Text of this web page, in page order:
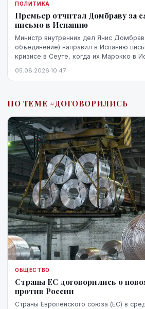
ПОЛИТИКА
Премьер отчитал Домбраву за
письмо в Испанию
Министр внутренних дел Янис
объединение) направил в Испанию
кризисе в Сеуте, когда их Марокко в
чувствительно.
05.08.2026 10:47
ПО ТЕМЕ #ДОГОВОРИЛИСЬ
ОБЩЕСТВО
Страны ЕС договорились о
против России
Страны Европейского союза (ЕС) в